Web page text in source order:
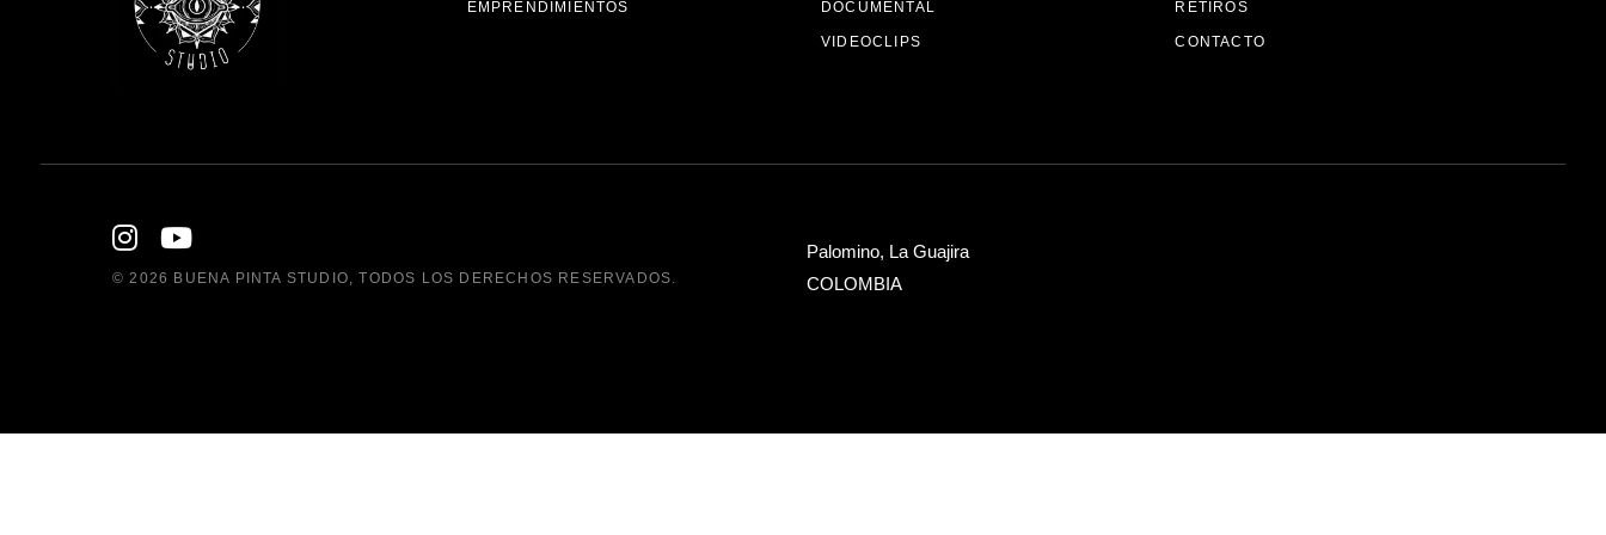
EMPRENDIMIENTOS DOCUMENTAL
VIDEOCLIPS
RETIROS
CONTACTO
© 2026 BUENA PINTA STUDIO, TODOS LOS DERECHOS RESERVADOS.
Palomino, La Guajira
COLOMBIA